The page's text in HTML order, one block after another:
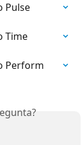
Pulse
Time
Perform